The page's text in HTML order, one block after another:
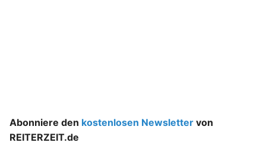
Abonniere den kostenlosen Newsletter von
REITERZEIT.de